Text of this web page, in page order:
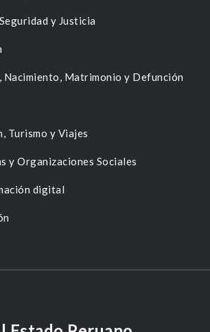
y Justicia
Nacimiento, Matrimonio y Defunción
Turismo y Viajes
y Organizaciones Sociales
digital